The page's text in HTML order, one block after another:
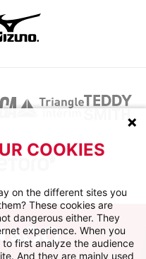
COOKIES
on the different sites you
These cookies are
dangerous either. They
experience. When you
first analyze the audience
And they are mainly used